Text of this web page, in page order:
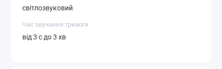
світлозвуковий
Час звучання тривоги
від 3 с до 3 хв